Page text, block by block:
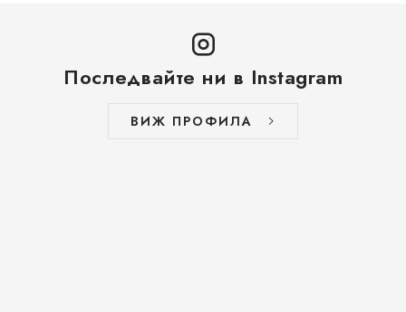
Последвайте ни в Instagram
ВИЖ ПРОФИЛА